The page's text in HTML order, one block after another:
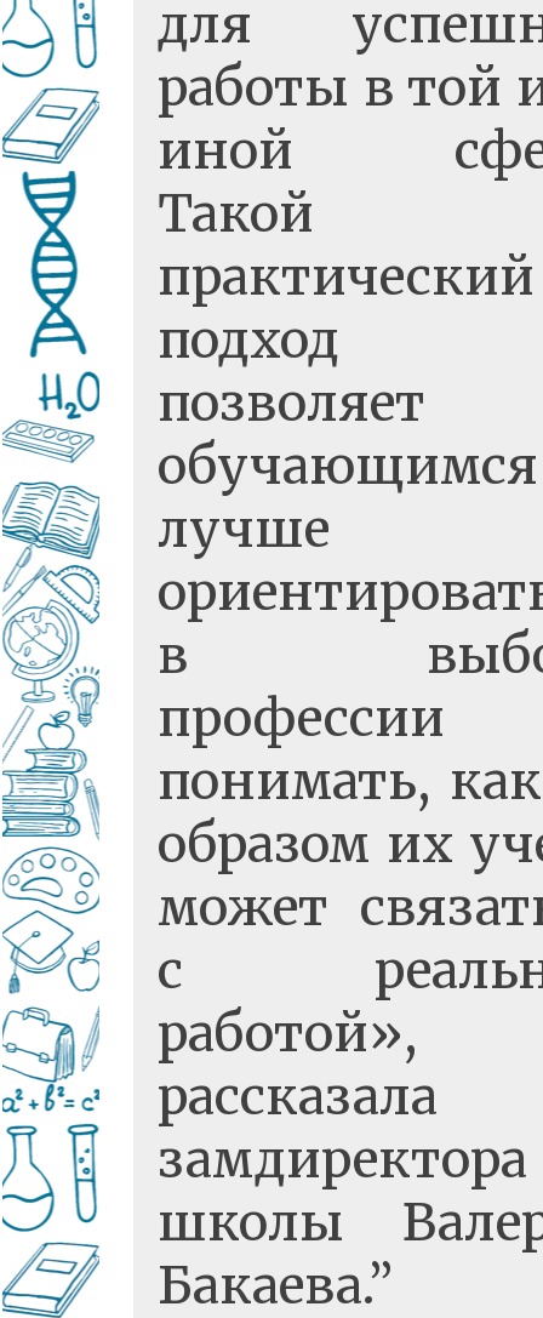
для
работы в той
иной
Такой
практический
подход
позволяет
обучающимся
лучше
в
понимать,
образом их
может
с
рассказала
замдиректора
школы
Бакаева.